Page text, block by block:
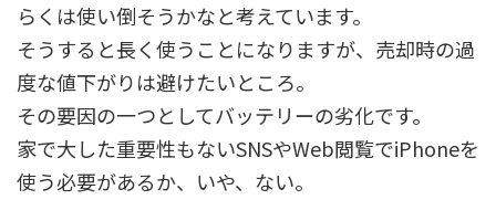
らくは使い倒そうかなと考えています。
そうすると長く使うことになりますが、売却時の過
度な値下がりは避けたいところ。
その要因の一つとしてバッテリーの劣化です。
家で大した重要性もないSNSやWeb閲覧でiPhoneを
使う必要があるか、いや、ない。